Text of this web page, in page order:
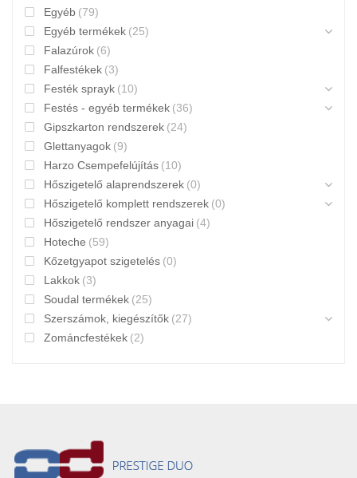
Egyéb (79)
Egyéb termékek (25)
Falazúrok (6)
Falfestékek (3)
Festék sprayk (10)
Festés - egyéb termékek (36)
Gipszkarton rendszerek (24)
Glettanyagok (9)
Harzo Csempefelújítás (10)
Hőszigetelő alaprendszerek (0)
Hőszigetelő komplett rendszerek (0)
Hőszigetelő rendszer anyagai (4)
Hoteche (59)
Kőzetgyapot szigetelés (0)
Lakkok (3)
Soudal termékek (25)
Szerszámok, kiegészítők (27)
Zománcfestékek (2)